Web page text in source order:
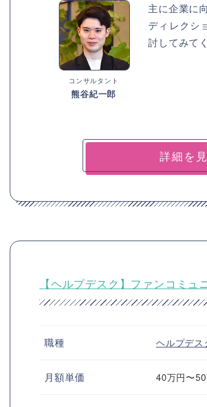
コンサルタント
熊谷紀一郎
主に企業に
ディレクシ
討してみて
詳細を
【ヘルプデスク】ファンコミ
職種 ヘルプデス
月額単価 40万円〜